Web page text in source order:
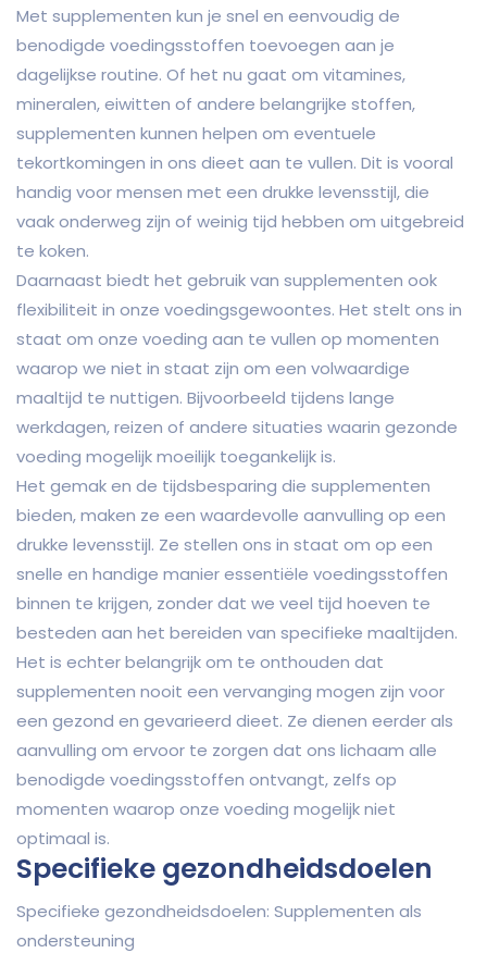
Met supplementen kun je snel en eenvoudig de
benodigde voedingsstoffen toevoegen aan je
dagelijkse routine. Of het nu gaat om vitamines,
mineralen, eiwitten of andere belangrijke stoffen,
supplementen kunnen helpen om eventuele
tekortkomingen in ons dieet aan te vullen. Dit is vooral
handig voor mensen met een drukke levensstijl, die
vaak onderweg zijn of weinig tijd hebben om uitgebreid
te koken.
Daarnaast biedt het gebruik van supplementen ook
flexibiliteit in onze voedingsgewoontes. Het stelt ons in
staat om onze voeding aan te vullen op momenten
waarop we niet in staat zijn om een volwaardige
maaltijd te nuttigen. Bijvoorbeeld tijdens lange
werkdagen, reizen of andere situaties waarin gezonde
voeding mogelijk moeilijk toegankelijk is.
Het gemak en de tijdsbesparing die supplementen
bieden, maken ze een waardevolle aanvulling op een
drukke levensstijl. Ze stellen ons in staat om op een
snelle en handige manier essentiële voedingsstoffen
binnen te krijgen, zonder dat we veel tijd hoeven te
besteden aan het bereiden van specifieke maaltijden.
Het is echter belangrijk om te onthouden dat
supplementen nooit een vervanging mogen zijn voor
een gezond en gevarieerd dieet. Ze dienen eerder als
aanvulling om ervoor te zorgen dat ons lichaam alle
benodigde voedingsstoffen ontvangt, zelfs op
momenten waarop onze voeding mogelijk niet
optimaal is.
Specifieke gezondheidsdoelen
Specifieke gezondheidsdoelen: Supplementen als
ondersteuning